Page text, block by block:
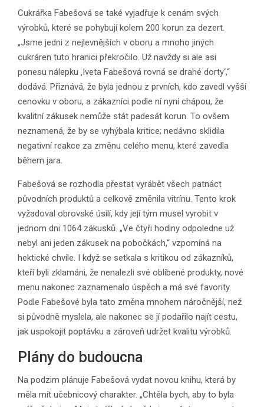
Cukrářka Fabešová se také vyjadřuje k cenám svých
výrobků, které se pohybují kolem 200 korun za dezert.
„Jsme jedni z nejlevnějších v oboru a mnoho jiných
cukráren tuto hranici překročilo. Už navždy si ale asi
ponesu nálepku ‚Iveta Fabešová rovná se drahé dorty‘,“
dodává. Přiznává, že byla jednou z prvních, kdo zavedl vyšší
cenovku v oboru, a zákazníci podle ní nyní chápou, že
kvalitní zákusek nemůže stát padesát korun. To ovšem
neznamená, že by se vyhýbala kritice; nedávno sklidila
negativní reakce za změnu celého menu, které zavedla
během jara.
Fabešová se rozhodla přestat vyrábět všech patnáct
původních produktů a celkově změnila vitrínu. Tento krok
vyžadoval obrovské úsilí, kdy její tým musel vyrobit v
jednom dni 1064 zákusků. „Ve čtyři hodiny odpoledne už
nebyl ani jeden zákusek na pobočkách,“ vzpomíná na
hektické chvíle. I když se setkala s kritikou od zákazníků,
kteří byli zklamáni, že nenalezli své oblíbené produkty, nové
menu nakonec zaznamenalo úspěch a má své favority.
Podle Fabešové byla tato změna mnohem náročnější, než
si původně myslela, ale nakonec se jí podařilo najít cestu,
jak uspokojit poptávku a zároveň udržet kvalitu výrobků.
Plány do budoucna
Na podzim plánuje Fabešová vydat novou knihu, která by
měla mít učebnicový charakter. „Chtěla bych, aby to byla